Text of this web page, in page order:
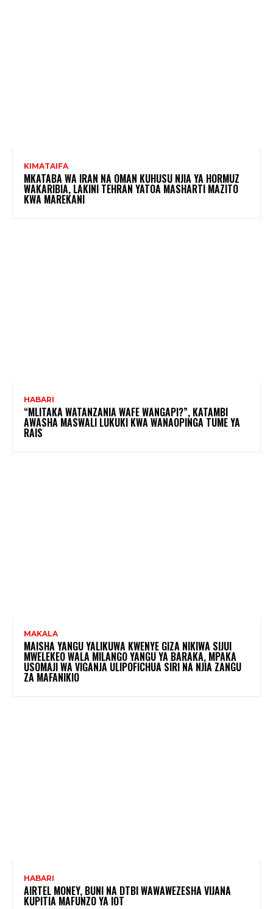
KIMATAIFA
MKATABA WA IRAN NA OMAN KUHUSU NJIA YA HORMUZ
WAKARIBIA, LAKINI TEHRAN YATOA MASHARTI MAZITO
KWA MAREKANI
HABARI
“MLITAKA WATANZANIA WAFE WANGAPI?”, KATAMBI
AWASHA MASWALI LUKUKI KWA WANAOPINGA TUME YA
RAIS
MAKALA
MAISHA YANGU YALIKUWA KWENYE GIZA NIKIWA SIJUI
MWELEKEO WALA MILANGO YANGU YA BARAKA, MPAKA
USOMAJI WA VIGANJA ULIPOFICHUA SIRI NA NJIA ZANGU
ZA MAFANIKIO
HABARI
AIRTEL MONEY, BUNI NA DTBI WAWAWEZESHA VIJANA
KUPITIA MAFUNZO YA IOT